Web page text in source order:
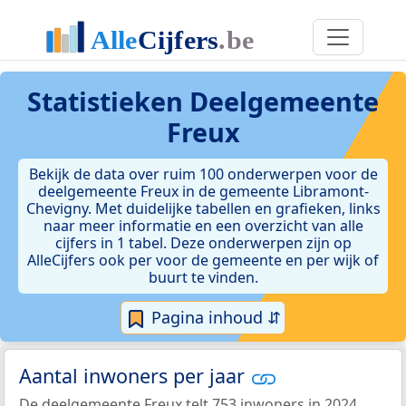
Statistieken Deelgemeente
Freux
Bekijk de data over ruim 100 onderwerpen voor de
deelgemeente Freux in de gemeente Libramont-
Chevigny. Met duidelijke tabellen en grafieken, links
naar meer informatie en een overzicht van alle
cijfers in 1 tabel. Deze onderwerpen zijn op
AlleCijfers ook per voor de gemeente en per wijk of
buurt te vinden.
Pagina inhoud ⇵
Aantal inwoners per jaar